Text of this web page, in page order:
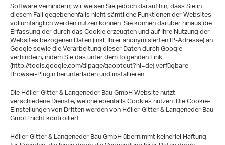
Software verhindern; wir weisen Sie jedoch darauf hin, dass Sie in
diesem Fall gegebenenfalls nicht sämtliche Funktionen der Websites
vollumfänglich werden nutzen können. Sie können darüber hinaus die
Erfassung der durch das Cookie erzeugten und auf Ihre Nutzung der
Websites bezogenen Daten (inkl. Ihrer anonymisierten IP-Adresse) an
Google sowie die Verarbeitung dieser Daten durch Google
verhindern, indem Sie das unter dem folgenden Link
(http://tools.google.com/dlpage/gaoptout?hl=de) verfügbare
Browser-Plugin herunterladen und installieren.
Die Höller-Gitter & Langeneder Bau GmbH Website nutzt
verschiedene Dienste, welche ebenfalls Cookies nutzen. Die Cookie-
Einstellungen von Dritten werden von Höller-Gitter & Langeneder Bau
GmbH nicht kontrolliert.
Höller-Gitter & Langeneder Bau GmbH übernimmt keinerlei Haftung